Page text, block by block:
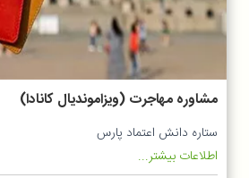
مشاوره مهاجرت (ویزاموندیال کانادا)
ستاره دانش اعتماد پارس
اطلاعات بیشتر...